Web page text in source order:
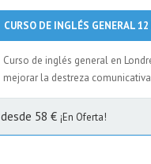
CURSO DE INGLÉS GENERAL
Curso de inglés general en
mejorar la destreza
desde 58 € ¡En Oferta!